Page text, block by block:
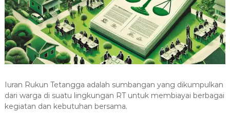
Iuran Rukun Tetangga adalah sumbangan yang dikumpulkan
dari warga di suatu lingkungan RT untuk membiayai berbagai
kegiatan dan kebutuhan bersama.